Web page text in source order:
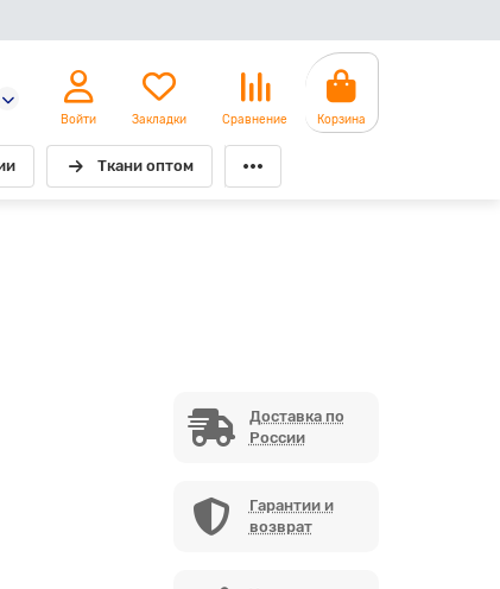
Войти Закладки Сравнение Корзина
Ткани оптом
Доставка по
России
Гарантии и
возврат